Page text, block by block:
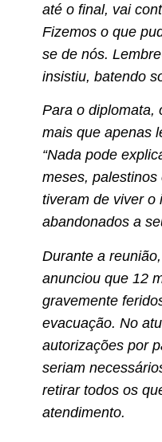
até o final, vai
Fizemos o que
se de nós.
insistiu, batendo
Para o diplomata,
mais que apenas
“Nada pode
meses, palestinos
tiveram de viver o
abandonados a
Durante a
anunciou que 12
gravemente
evacuação. No
autorizações por
seriam
retirar todos os
atendimento.